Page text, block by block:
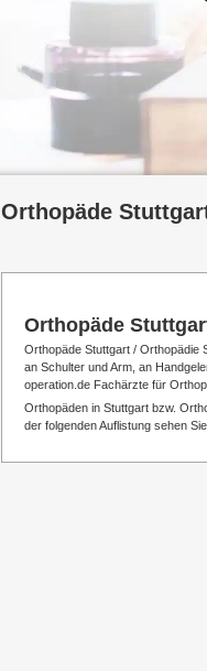
Orthopäde
Orthopäde
Orthopäde Stuttgart / Orthopädie
an Schulter und Arm, an
operation.de Fachärzte für
Orthopäden in Stuttgart bzw.
der folgenden Auflistung sehen